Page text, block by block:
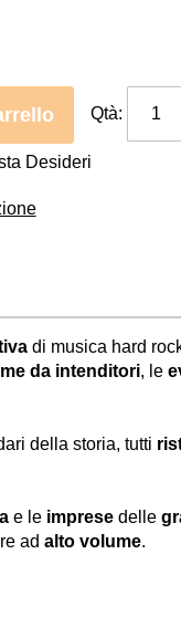
Qtà:
Desideri
di musica hard
da intenditori, le
della storia, tutti
e le imprese delle
ad alto volume.